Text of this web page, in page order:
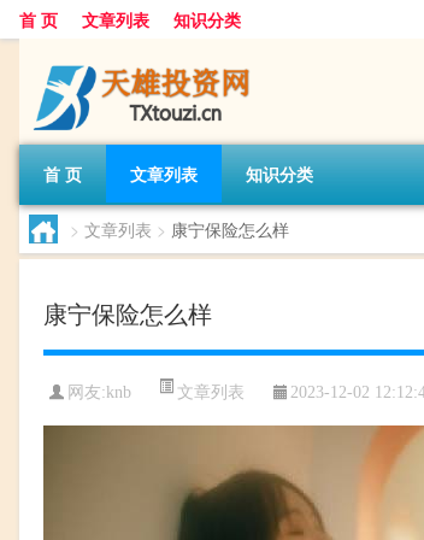
首 页 文章列表 知识分类
首 页 文章列表 知识分类
> 文章列表 > 康宁保险怎么样
康宁保险怎么样
网友: knb 文章列表 2023-12-02